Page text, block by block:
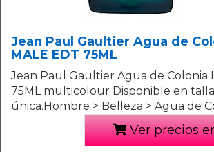
Jean Paul Gaultier Agua de
MALE EDT 75ML
Jean Paul Gaultier Agua de Colonia
75ML multicolour Disponible en
única.Hombre > Belleza > Agua de
Ver precios